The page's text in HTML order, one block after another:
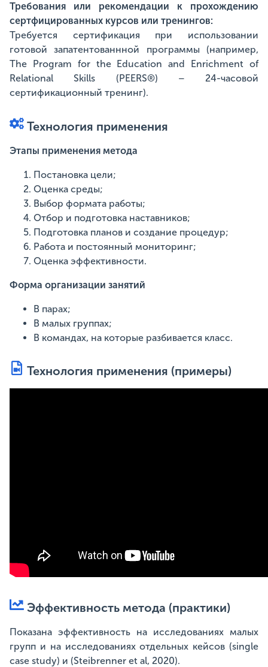
Требования или рекомендации к прохождению
сертфицированных курсов или тренингов:
Требуется сертификация при использовании
готовой запатентованнной программы (например,
The Program for the Education and Enrichment of
Relational Skills (PEERS®) – 24-часовой
сертификационный тренинг).
Технология применения
Этапы применения метода
Постановка цели;
Оценка среды;
Выбор формата работы;
Отбор и подготовка наставников;
Подготовка планов и создание процедур;
Работа и постоянный мониторинг;
Оценка эффективности.
Форма организации занятий
В парах;
В малых группах;
В командах, на которые разбивается класс.
Технология применения (примеры)
Эффективность метода (практики)
Показана эффективность на исследованиях малых
групп и на исследованиях отдельных кейсов (single
case study) и (Steibrenner et al, 2020).